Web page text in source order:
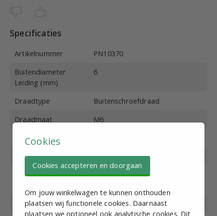
Specificaties
Artikelnummer
PN10370
Buitendiameter
Leiding (mm)
6
Draadtype
Buitenschroefdraad
Draadmaat
M6
Werkdruk (bar)
Max. druk (bar)
15
Bedrijfstemperatuur
0-60
Materiaal
Messing vernikkeld, kunststof
Cookies
Cookies accepteren en doorgaan
Om jouw winkelwagen te kunnen onthouden
plaatsen wij functionele cookies. Daarnaast
plaatsen we optioneel ook analytische cookies. Dit